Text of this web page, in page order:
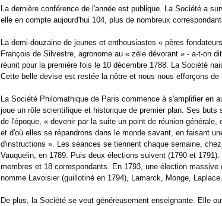
La dernière conférence de l'année est publique. La Société a
elle en compte aujourd'hui 104, plus de nombreux
La demi-douzaine de jeunes et enthousiastes « pères
François de Silvestre, agronome au « zèle dévorant » - a-t-on
réunit pour la première fois le 10 décembre 1788. La Société
Cette belle devise est restée la nôtre et nous nous efforçons de
La Société Philomathique de Paris commence à s'amplifier en
joue un rôle scientifique et historique de premier plan. Ses
de l'époque, « devenir par la suite un point de réunion
et d'où elles se répandrons dans le monde savant, en faisant
d'instructions ». Les séances se tiennent chaque semaine,
Vauquelin, en 1789. Puis deux élections suivent (1790 et
membres et 18 correspondants. En 1793, une élection
nomme Lavoisier (guillotiné en 1794), Lamarck, Monge,
De plus, la Société se veut généreusement enseignante. Elle